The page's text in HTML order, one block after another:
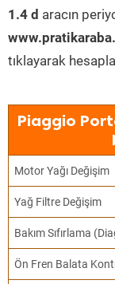
1.4 d aracın
tıklayarak
Piaggio
Motor Yağı Değişim
Yağ Filtre Değişim
Bakım Sıfırlama
Ön Fren Balata